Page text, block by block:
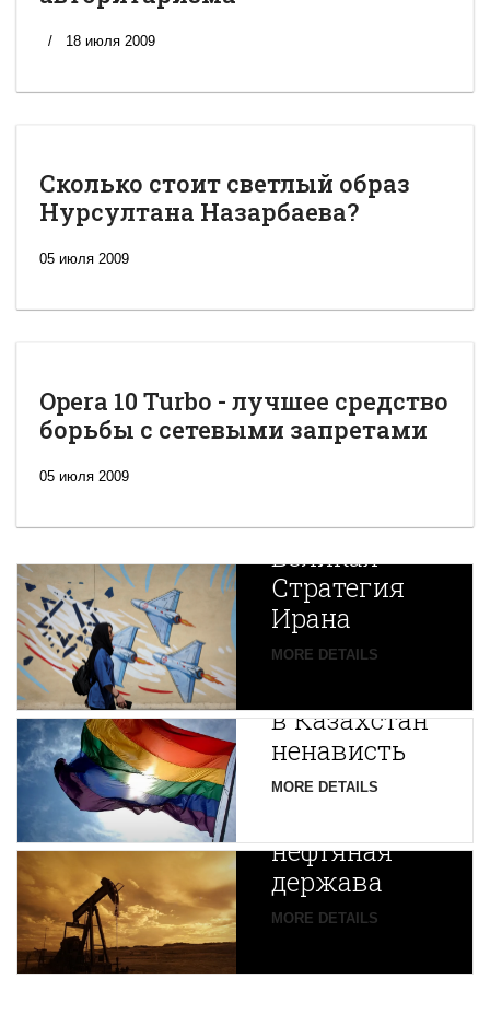
18 июля 2009
Сколько стоит светлый образ
Нурсултана Назарбаева?
05 июля 2009
Opera 10 Turbo - лучшее средство
борьбы с сетевыми запретами
05 июля 2009
Новая
Великая
Стратегия
Ирана
MORE DETAILS
Путин
в Казахстан
ненависть
MORE DETAILS
Центральной
Азии
зарождается
нефтяная
держава
MORE DETAILS